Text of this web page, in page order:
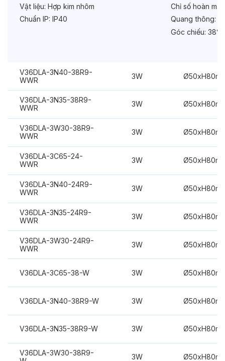
Vật liệu: Hợp kim nhôm
Chuẩn IP: IP40
Chỉ số hoàn
Quang thông:
Góc chiếu: 38°
V36DLA-3N40-38R9-
WWR
3W
V36DLA-3N35-38R9-
WWR
3W
V36DLA-3W30-38R9-
WWR
3W
V36DLA-3C65-24-
WWR
3W
V36DLA-3N40-24R9-
WWR
3W
V36DLA-3N35-24R9-
WWR
3W
V36DLA-3W30-24R9-
WWR
3W
V36DLA-3C65-38-W 3W
V36DLA-3N40-38R9-W 3W
V36DLA-3N35-38R9-W 3W
V36DLA-3W30-38R9-
3W